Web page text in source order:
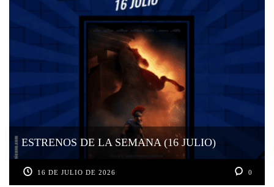
ESTRENOS DE LA SEMANA (16 JULIO)
16 DE JULIO DE 2026 0